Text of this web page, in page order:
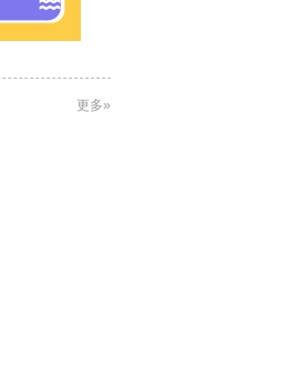
更多»